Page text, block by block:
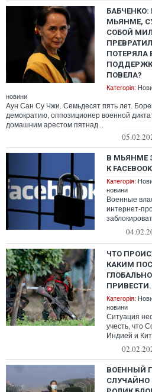
БАБЧЕНКО:
МЬЯНМЕ,
СОБОЙ
ПОВЕЛА?
Категорія:
новини
Аун Сан Су Чжи. Семьдесят пять лет.
демократию, оппозиционер военной
домашним арестом пятнад...
В МЬЯНМЕ
К FACEBOOK
Категорія:
новини
Военные
интернет-
растущих
ЧТО
КАКИМ
Категорія:
новини
Ситуация
учесть, что
Индией и
реализуют
ВОЕННЫЙ
СЛУЧАЙНО